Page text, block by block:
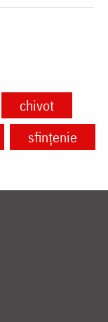
chivot
sfințenie